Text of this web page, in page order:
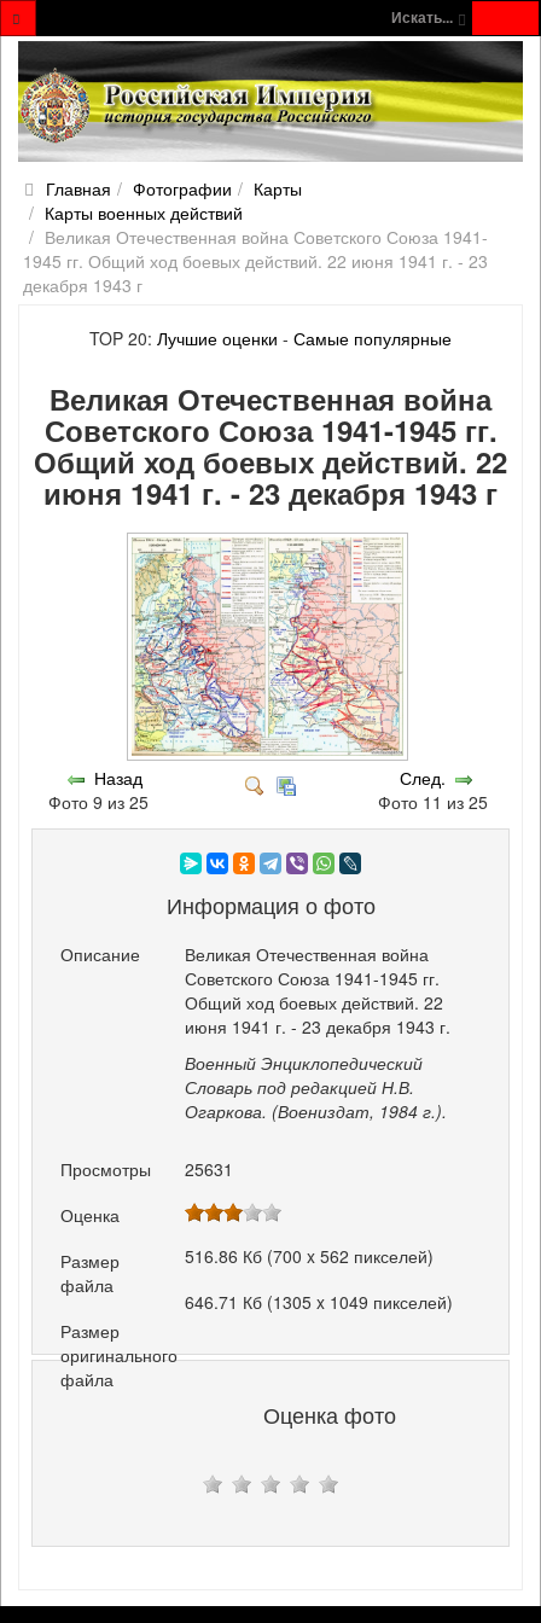
Искать...
Главная Фотографии
Карты
Карты военных действий
Великая Отечественная война Советского Союза 1941-
1945 гг. Общий ход боевых действий. 22 июня 1941 г. - 23
декабря 1943 г
TOP 20: Лучшие оценки - Самые популярные
Великая Отечественная война
Советского Союза 1941-1945 гг.
Общий ход боевых действий. 22
июня 1941 г. - 23 декабря 1943 г
Назад
Фото 9 из 25
След.
Фото 11 из 25
Информация о фото
Описание
Великая Отечественная война
Советского Союза 1941-1945 гг.
Общий ход боевых действий. 22
июня 1941 г. - 23 декабря 1943 г.
Военный Энциклопедический
Словарь под редакцией Н.В.
Огаркова. (Воениздат, 1984 г.).
Просмотры
25631
Оценка
Размер
файла
516.86 Кб (700 x 562 пикселей)
Размер
оригинального
файла
646.71 Кб (1305 x 1049 пикселей)
Оценка фото